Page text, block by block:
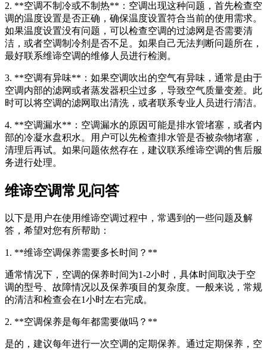
2. **空调不制冷或不制热**：空调出现这种问题，首先检查空
调的温度设置是否正确，确保温度设置符合当前的使用需求。
如果温度设置没有问题，可以检查空调的过滤网是否需要清
洁，或者空调制冷剂是否不足。如果自己无法判断问题所在，
最好联系维谛空调的维修人员进行检测。
3. **空调有异味**：如果空调吹出的空气有异味，通常是由于
空调内部的滤网或者蒸发器积尘过多，导致空气质量变差。此
时可以将空调的滤网取出清洗，或者联系专业人员进行清洁。
4. **空调漏水**：空调漏水的原因可能是排水管堵塞，或者内
部的冷凝水盘积水。用户可以先检查排水管是否被杂物堵塞，
清理后再试。如果问题依然存在，建议联系维谛空调的售后服
务进行处理。
维谛空调常见问答
以下是用户在使用维谛空调过程中，常遇到的一些问题及解
答，希望对您有所帮助：
1. **维谛空调保养需要多长时间？**
通常情况下，空调的保养时间为1-2小时，具体时间取决于空
调的型号、故障情况以及保养项目的复杂度。一般来说，常规
的清洁和检查会在1小时左右完成。
2. **空调保养是每年都需要做吗？**
是的，建议每年进行一次空调的定期保养。通过定期保养，空